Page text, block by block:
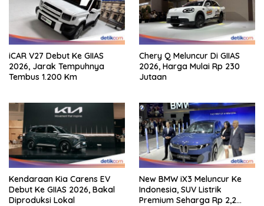
iCAR V27 Debut Ke GIIAS
2026, Jarak Tempuhnya
Tembus 1.200 Km
Chery Q Meluncur Di GIIAS
2026, Harga Mulai Rp 230
Jutaan
Kendaraan Kia Carens EV
Debut Ke GIIAS 2026, Bakal
Diproduksi Lokal
New BMW iX3 Meluncur Ke
Indonesia, SUV Listrik
Premium Seharga Rp 2,2